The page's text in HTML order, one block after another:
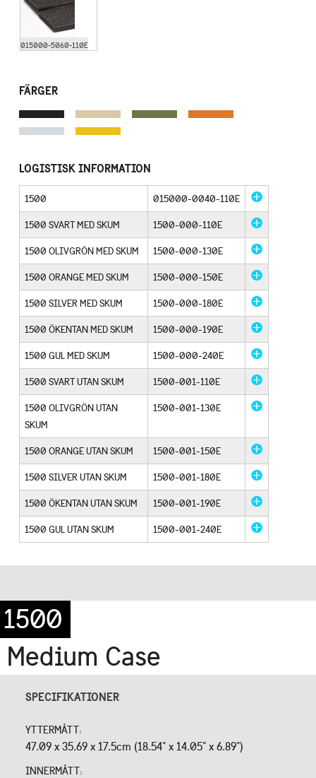
015000-5060-110E
FÄRGER
LOGISTISK INFORMATION
1500 015000-0040-110E
1500 SVART MED SKUM 1500-000-110E
1500 OLIVGRÖN MED SKUM 1500-000-130E
1500 ORANGE MED SKUM 1500-000-150E
1500 SILVER MED SKUM 1500-000-180E
1500 ÖKENTAN MED SKUM 1500-000-190E
1500 GUL MED SKUM 1500-000-240E
1500 SVART UTAN SKUM 1500-001-110E
1500 OLIVGRÖN UTAN
SKUM
1500-001-130E
1500 ORANGE UTAN SKUM 1500-001-150E
1500 SILVER UTAN SKUM 1500-001-180E
1500 ÖKENTAN UTAN SKUM 1500-001-190E
1500 GUL UTAN SKUM 1500-001-240E
1500
Medium Case
SPECIFIKATIONER
YTTERMÅTT:
47.09 x 35.69 x 17.5cm (18.54" x 14.05" x 6.89")
INNERMÅTT: